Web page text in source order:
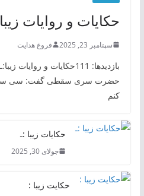
حکایات و روایات
سپتامبر 23, 2025 فروغ هدایت
بازدیدها: 111حکایات و
حضرت سری سقطی گفت: سی
کنم
حکایات زیبا :ـ
جولای 30, 2025
حکایت زیبا :